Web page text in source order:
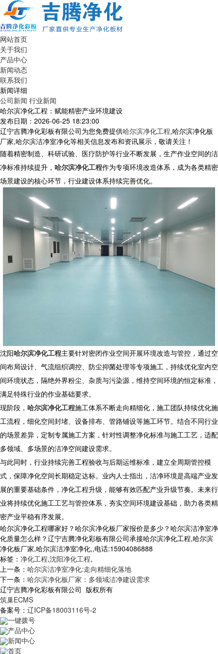
网站首页
关于我们
产品中心
新闻动态
联系我们
新闻详细
公司新闻 行业新闻
哈尔滨净化工程：赋能精密产业环境建设
发布日期：2026-06-25 18:23:00
辽宁吉腾净化彩板有限公司为您免费提供哈尔滨净化工程,哈尔滨净化板
厂家,哈尔滨洁净室净化等相关信息发布和资讯展示，敬请关注！
随着精密制造、科研试验、医疗防护等行业不断发展，生产作业空间的洁
净标准持续提升， 哈尔滨净化工程作为专项环境改造体系，成为各类精密
场景建设的核心环节，行业建设体系持续完善优化。
沈阳哈尔滨净化工程主要针对密闭作业空间开展环境改造与管控，通过空
间布局设计、气流组织调控、防尘抑菌处理等专项施工，持续优化室内空
间环境状态，隔绝外界粉尘、杂质与污染源，维持空间环境的恒定标准，
满足特殊行业的作业基础要求。
现阶段， 哈尔滨净化工程施工体系不断走向精细化，施工团队持续优化施
工流程，细化空间封堵、设备排布、管路铺设等施工环节。结合不同行业
的场景差异，定制专属施工方案，针对性调整净化标准与施工工艺，适配
多领域、多场景的洁净空间建设需求。
与此同时，行业持续完善工程验收与后期运维标准，建立全周期管控模
式，保障净化空间长期稳定达标。业内人士指出，洁净环境是高端产业发
展的重要基础条件，净化工程升级，能够有效匹配产业升级节奏。未来行
业将持续优化施工工艺与管控体系，夯实空间环境建设基础，助力各类精
密产业平稳有序发展。
哈尔滨净化工程哪家好？哈尔滨净化板厂家报价是多少？哈尔滨洁净室净
化质量怎么样？辽宁吉腾净化彩板有限公司承接哈尔滨净化工程,哈尔滨
净化板厂家,哈尔滨洁净室净化,,电话:15904086888
标签： 净化工程,沈阳净化工程,
上一条： 哈尔滨洁净室净化:走向精细化落地
下一条： 哈尔滨净化板厂家：多领域洁净建设需求
辽宁吉腾净化彩板有限公司 版权所有
筑巢ECMS
备案号： 辽ICP备18003116号-2
一键拨号
产品中心
新闻中心
首页